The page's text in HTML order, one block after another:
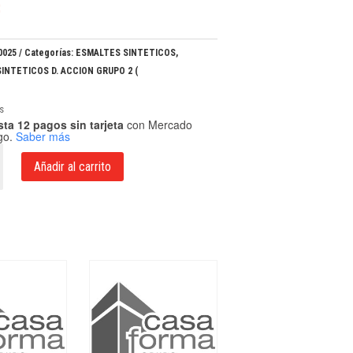
Categorías: ESMALTES SINTETICOS,
D. ACCION GRUPO 2 (
12 pagos sin tarjetacon Mercado
Saber más
Añadir al carrito